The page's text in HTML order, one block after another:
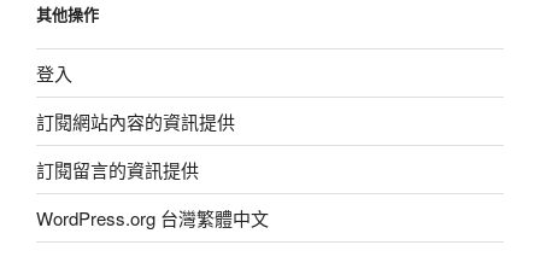
其他操作
登入
訂閱網站內容的資訊提供
訂閱留言的資訊提供
WordPress.org 台灣繁體中文